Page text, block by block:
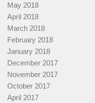
May 2018
April 2018
March 2018
February 2018
January 2018
December 2017
November 2017
October 2017
April 2017